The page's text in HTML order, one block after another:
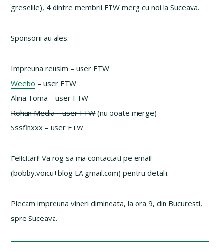
greselile), 4 dintre membrii FTW merg cu noi la Suceava.
Sponsorii au ales:
Impreuna reusim – user FTW
Weebo – user FTW
Alina Toma – user FTW
Rohan Media – user FTW(nu poate merge)
Sssfinxxx – user FTW
Felicitari! Va rog sa ma contactati pe email
(bobby.voicu+blog LA gmail.com) pentru detalii.
Plecam impreuna vineri dimineata, la ora 9, din Bucuresti,
spre Suceava.